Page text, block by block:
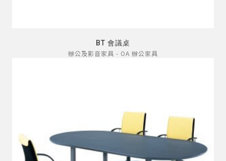
BT 會議桌
辦公及影音家具 - OA 辦公家具